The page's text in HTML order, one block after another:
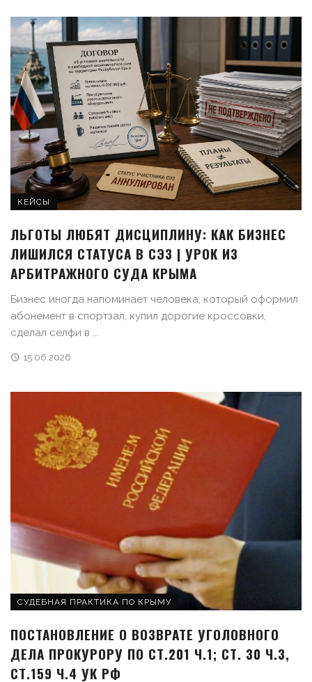
КЕЙСЫ
ЛЬГОТЫ ЛЮБЯТ ДИСЦИПЛИНУ: КАК БИЗНЕС
ЛИШИЛСЯ СТАТУСА В СЭЗ | УРОК ИЗ
АРБИТРАЖНОГО СУДА КРЫМА
Бизнес иногда напоминает человека, который оформил
абонемент в спортзал, купил дорогие кроссовки,
сделал селфи в ...
15.06.2026
СУДЕБНАЯ ПРАКТИКА ПО КРЫМУ
ПОСТАНОВЛЕНИЕ О ВОЗВРАТЕ УГОЛОВНОГО
ДЕЛА ПРОКУРОРУ ПО СТ.201 Ч.1; СТ. 30 Ч.3,
СТ.159 Ч.4 УК РФ